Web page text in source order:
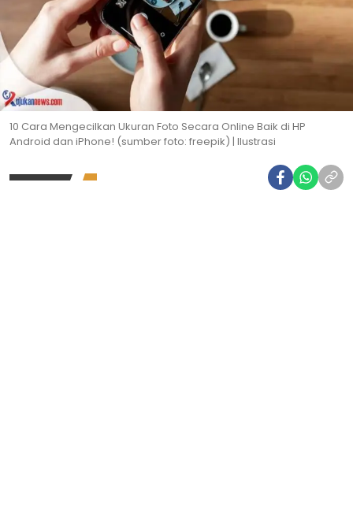
10 Cara Mengecilkan Ukuran Foto Secara Online Baik di HP
Android dan iPhone! (sumber foto: freepik) | Ilustrasi